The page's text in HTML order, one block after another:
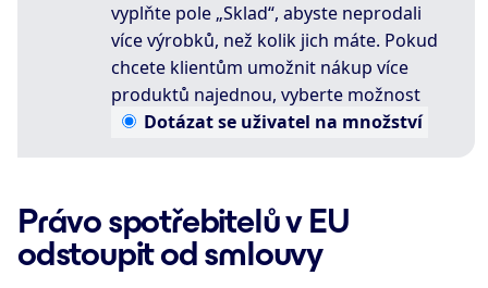
vyplňte pole „Sklad“, abyste neprodali
více výrobků, než kolik jich máte. Pokud
chcete klientům umožnit nákup více
produktů najednou, vyberte možnost
Dotázatse uživatel na množství
Právo spotřebitelů v EU
odstoupit od smlouvy